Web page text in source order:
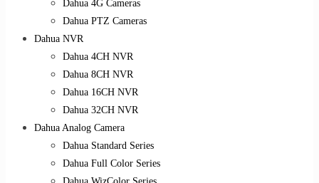
Dahua 4G Cameras
Dahua PTZ Cameras
Dahua NVR
Dahua 4CH NVR
Dahua 8CH NVR
Dahua 16CH NVR
Dahua 32CH NVR
Dahua Analog Camera
Dahua Standard Series
Dahua Full Color Series